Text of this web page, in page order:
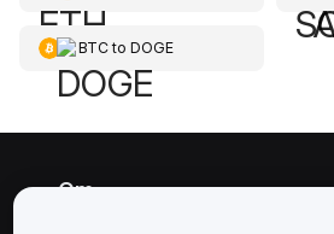
BTCto DOGE
Om